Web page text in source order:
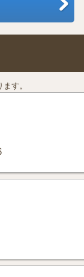
す。